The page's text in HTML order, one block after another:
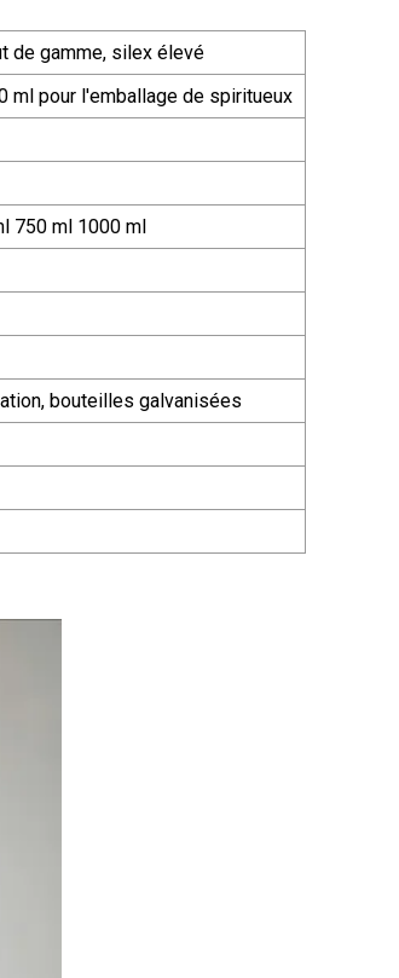
de gamme, silex élevé
ml pour l'emballage de spiritueux
750 ml 1000 ml
bouteilles galvanisées